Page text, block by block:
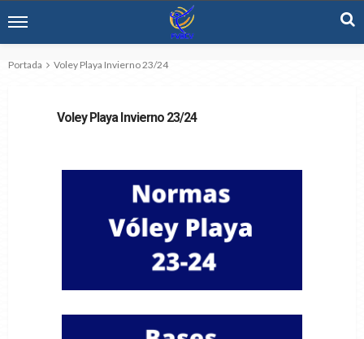
Portada Voley Playa Invierno 23/24
Voley Playa Invierno 23/24